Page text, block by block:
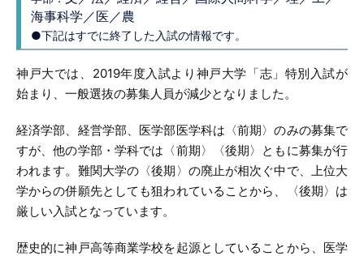
海事科学／医／農
●下記はすでに終了した入試の情報です。
神戸大では、2019年度入試より神戸大学「志」特別入試が
始まり、一般選抜の募集人員が減少となりました。
経済学部、経営学部、医学部医学科は〈前期〉のみの募集で
すが、他の学部・学科では〈前期〉〈後期〉ともに募集が行
われます。難関大学の〈後期〉の廃止が相次ぐ中で、上位大
学からの併願先としても狙われていることから、〈後期〉は
厳しい入試となっています。
歴史的に神戸高等商業学校を起源としていることから、医学